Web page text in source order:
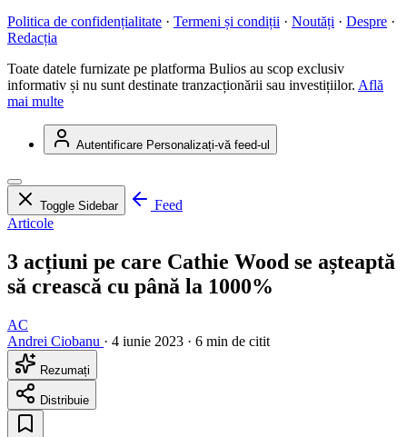
Politica de confidențialitate · Termeni și condiții · Noutăți · Despre ·
Redacția
Toate datele furnizate pe platforma Bulios au scop exclusiv
informativ și nu sunt destinate tranzacționării sau investițiilor. Află
mai multe
Autentificare Personalizați-vă feed-ul
Toggle Sidebar
Feed
Articole
3 acțiuni pe care Cathie Wood se așteaptă
să crească cu până la 1000%
AC
Andrei Ciobanu · 4 iunie 2023 · 6 min de citit
Rezumați
Distribuie